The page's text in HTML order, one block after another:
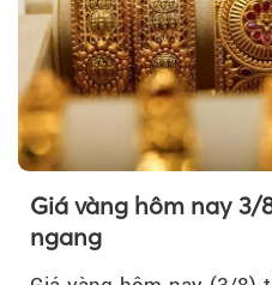
Giá vàng hôm nay
ngang